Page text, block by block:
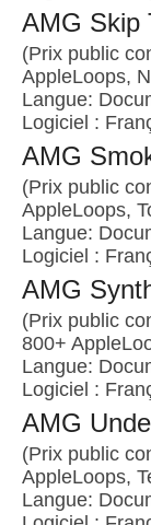
AMG Skip
(Prix public
AppleLoops,
Langue:
Logiciel :
AMG
(Prix public
AppleLoops,
Langue:
Logiciel :
AMG
(Prix public
800+
Langue:
Logiciel :
AMG
(Prix public
AppleLoops,
Langue: